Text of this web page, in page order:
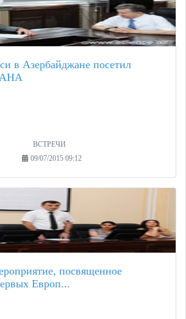
в Азербайджане посетил
ВСТРЕЧИ
09/07/2015 09:12
посвященное
Европ...